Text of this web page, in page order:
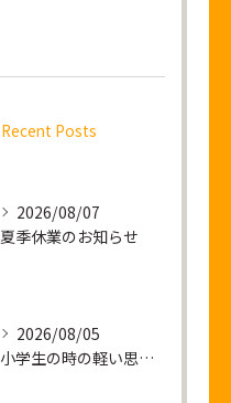
Recent Posts
2026/08/07
夏季休業のお知らせ
2026/08/05
小学生の時の軽い思い出話し